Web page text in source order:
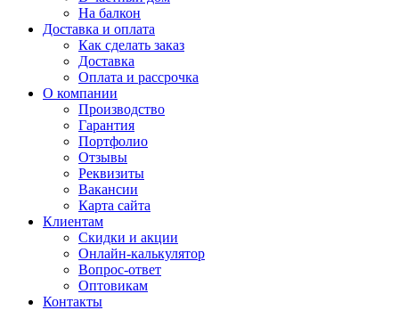
На балкон
Доставка и оплата
Как сделать заказ
Доставка
Оплата и рассрочка
О компании
Производство
Гарантия
Портфолио
Отзывы
Реквизиты
Вакансии
Карта сайта
Клиентам
Скидки и акции
Онлайн-калькулятор
Вопрос-ответ
Оптовикам
Контакты